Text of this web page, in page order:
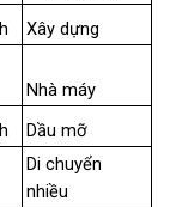
Xây dựng
Nhà máy
Dầu mỡ
Di chuyển
nhiều